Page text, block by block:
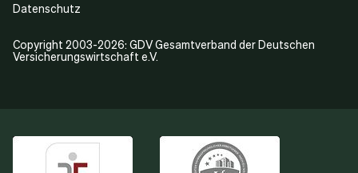
Copyright 2003-2026: GDV Gesamtverband der Deutschen
Versicherungswirtschaft e.V.
Datenschutz